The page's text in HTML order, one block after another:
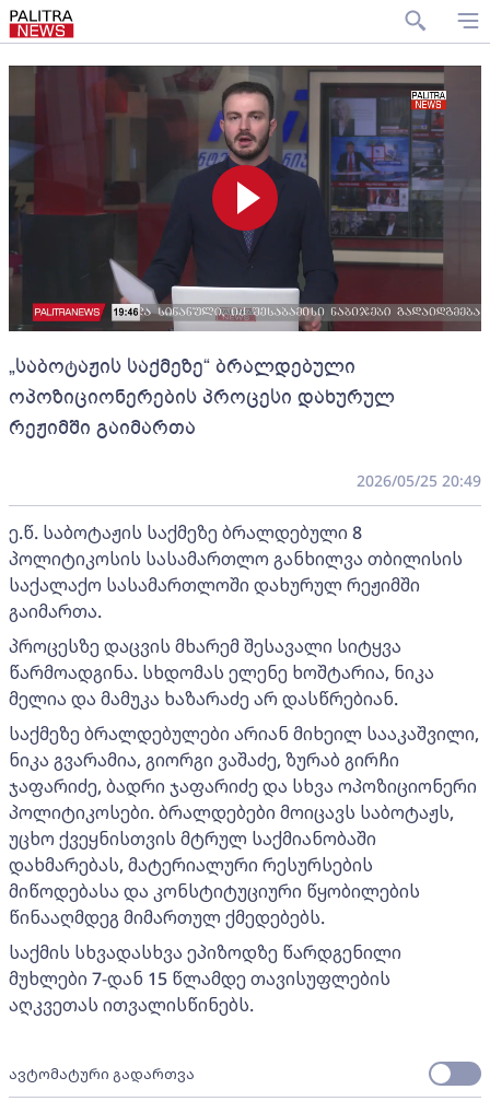
„საბოტაჟის საქმეზე“ ბრალდებული
ოპოზიციონერების პროცესი დახურულ
რეჟიმში გაიმართა
2026/05/25 20:49
ე.წ. საბოტაჟის საქმეზე ბრალდებული 8
პოლიტიკოსის სასამართლო განხილვა თბილისის
საქალაქო სასამართლოში დახურულ რეჟიმში
გაიმართა.
პროცესზე დაცვის მხარემ შესავალი სიტყვა
წარმოადგინა. სხდომას ელენე ხოშტარია, ნიკა
მელია და მამუკა ხაზარაძე არ დასწრებიან.
საქმეზე ბრალდებულები არიან მიხეილ სააკაშვილი,
ნიკა გვარამია, გიორგი ვაშაძე, ზურაბ გირჩი
ჯაფარიძე, ბადრი ჯაფარიძე და სხვა ოპოზიციონერი
პოლიტიკოსები. ბრალდებები მოიცავს საბოტაჟს,
უცხო ქვეყნისთვის მტრულ საქმიანობაში
დახმარებას, მატერიალური რესურსების
მიწოდებასა და კონსტიტუციური წყობილების
წინააღმდეგ მიმართულ ქმედებებს.
საქმის სხვადასხვა ეპიზოდზე წარდგენილი
მუხლები 7-დან 15 წლამდე თავისუფლების
აღკვეთას ითვალისწინებს.
ავტომატური გადართვა